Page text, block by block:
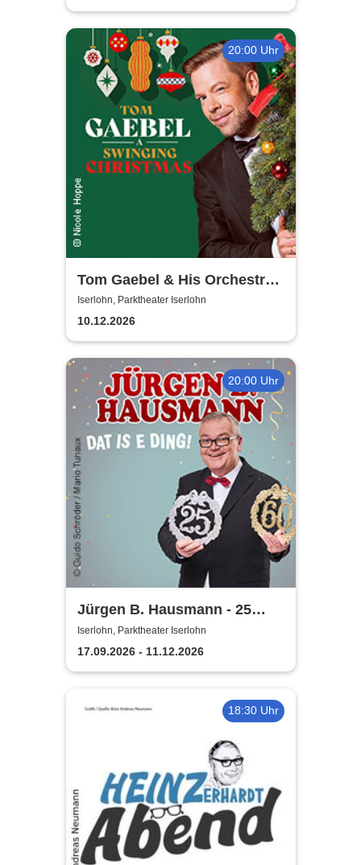
20:00 Uhr
Tom Gaebel & His Orchestra -
A Swinging Christmas 2026
Iserlohn, Parktheater Iserlohn
10.12.2026
20:00 Uhr
Jürgen B. Hausmann - 25
Jahre - Dat is e Ding!
Iserlohn, Parktheater Iserlohn
17.09.2026 - 11.12.2026
18:30 Uhr